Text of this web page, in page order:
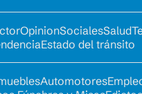
OpinionSocialesSalud
Estado del tránsito
Automotores